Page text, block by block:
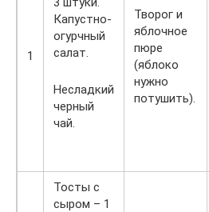
1
Капустно-
огурчный
салат.
Несладкий
черный
чай.
Творог и
яблочное
пюре
(яблоко
нужно
потушить).
Тосты с
сыром – 1